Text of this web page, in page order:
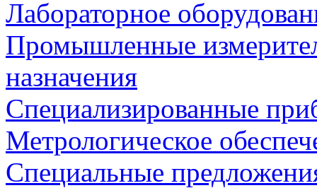
Лабораторное
Промышленные
назначения
Специализированные
Метрологическое
Специальные